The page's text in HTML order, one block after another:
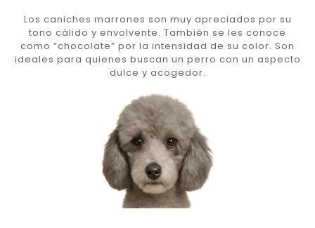
Los caniches marrones son muy apreciados por su
tono cálido y envolvente. También se les conoce
como “chocolate” por la intensidad de su color. Son
ideales para quienes buscan un perro con un aspecto
dulce y acogedor.